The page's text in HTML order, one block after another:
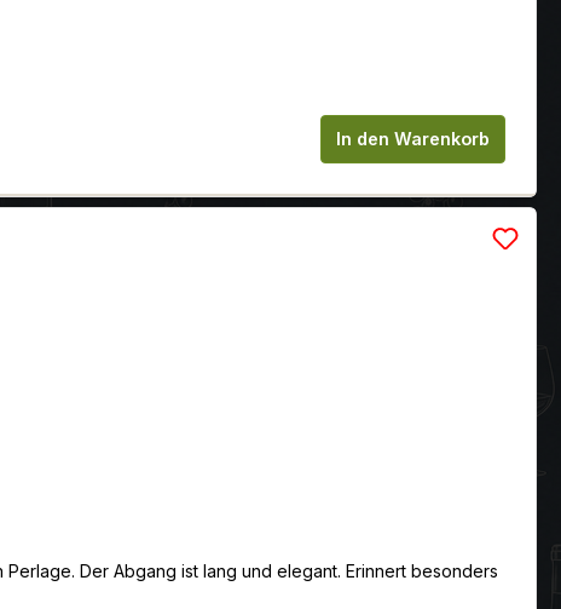
um die Anzahl zu erhöhen oder
In den Warenkorb
Der Abgang ist lang und elegant. Erinnert besonders